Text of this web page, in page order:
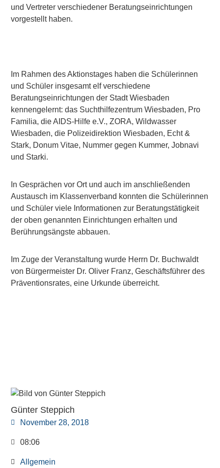
und Vertreter verschiedener Beratungseinrichtungen
vorgestellt haben.
Im Rahmen des Aktionstages haben die Schülerinnen
und Schüler insgesamt elf verschiedene
Beratungseinrichtungen der Stadt Wiesbaden
kennengelernt: das Suchthilfezentrum Wiesbaden, Pro
Familia, die AIDS-Hilfe e.V., ZORA, Wildwasser
Wiesbaden, die Polizeidirektion Wiesbaden, Echt &
Stark, Donum Vitae, Nummer gegen Kummer, Jobnavi
und Starki.
In Gesprächen vor Ort und auch im anschließenden
Austausch im Klassenverband konnten die Schülerinnen
und Schüler viele Informationen zur Beratungstätigkeit
der oben genannten Einrichtungen erhalten und
Berührungsängste abbauen.
Im Zuge der Veranstaltung wurde Herrn Dr. Buchwaldt
von Bürgermeister Dr. Oliver Franz, Geschäftsführer des
Präventionsrates, eine Urkunde überreicht.
Günter Steppich
November 28, 2018
08:06
Allgemein